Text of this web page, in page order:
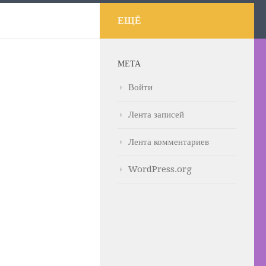
ЕЩЁ
МЕТА
Войти
Лента записей
Лента комментариев
WordPress.org